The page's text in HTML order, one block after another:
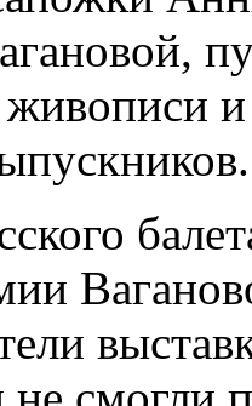
живописи